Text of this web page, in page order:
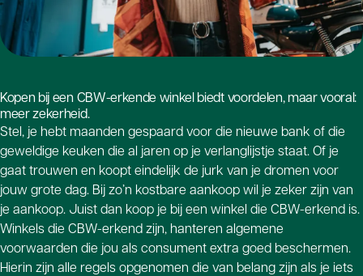
Kopen bij een CBW-erkende winkel biedt voordelen, maar vooral:
meer zekerheid.
Stel, je hebt maanden gespaard voor die nieuwe bank of die
geweldige keuken die al jaren op je verlanglijstje staat. Of je
gaat trouwen en koopt eindelijk de jurk van je dromen voor
jouw grote dag. Bij zo’n kostbare aankoop wil je zeker zijn van
je aankoop. Juist dan koop je bij een winkel die CBW-erkend is.
Winkels die CBW-erkend zijn, hanteren algemene
voorwaarden die jou als consument extra goed beschermen.
Hierin zijn alle regels opgenomen die van belang zijn als je iets